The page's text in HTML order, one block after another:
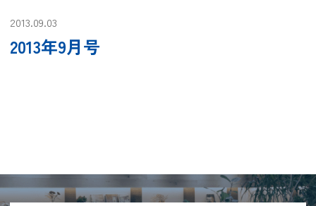
2013.09.03
2013年9月号